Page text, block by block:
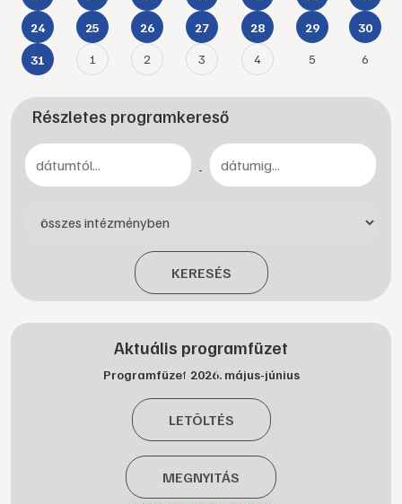
24 25 26 27 28 29 30
31 1 2 3 4 5 6
Részletes programkereső
-
KERESÉS
Aktuális programfüzet
Programfüzet 2026. május-június
LETÖLTÉS
MEGNYITÁS